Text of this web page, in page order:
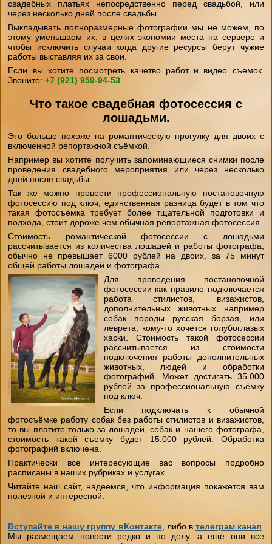
свадебных платьях непосредственно перед свадьбой, или
через несколько дней после свадьбы.
Выкладывать полноразмерные фотографии мы не можем, по
этому уменьшаем их, в целях экономии места на сервере и
чтобы исключить случаи когда другие ресурсы берут чужие
работы выставляя их за свои.
Если вы хотите посмотреть качетво работ и видео съемок.
Звоните:+7 (921) 959-94-53
Что такое свадебная фотосессия с
лошадьми.
Это больше похоже на романтическую прогулку для двоих с
включенной репортажной съёмкой.
Например вы хотите получить запоминающиеся снимки после
проведения свадебного мероприятия или через несколько
дней после свадьбы.
Так же можно провести профессиональную постановочную
фотосессию под ключ, единственная разница будет в том что
такая фотосъёмка требует более тщательной подготовки и
подхода, стоит дороже чем обычная репортажная фотосессия.
Стоимость романтической фотосессии с лошадьми
рассчитывается из количества лошадей и работы фотографа,
обычно не превышает 6000 рублей на двоих, за 75 минут
общей работы лошадей и фотографа.
Для проведения постановочной
фотосессии как правило подключается
работа стилистов, визажистов,
дополнительных животных например
собак породы русская борзая, или
леврета, кому-то хочется голубоглазых
хаски. Стоимость такой фотосессии
рассчитывается из стоимости
подключения работы дополнительных
животных, людей и обработки
фотографий. Может достигать 35.000
рублей за профессиональную съёмку
под ключ.
Если подключать к обычной
фотосъёмке работу собак без работы стилистов и визажистов,
то вы платите только за лошадей, собак и нашего фотографа,
стоимость такой съемку будет 15.000 рублей. Обработка
фотографий включена.
Практически все интересующие вас вопросы подробно
расписаны в наших рубриках и услугах.
Читайте наш сайт, надеемся, что информация покажется вам
полезной и интересной.
Вступайте в нашу группу вКонтакте, либо в телеграм канал
Мы размещаем новости редко и по делу, а ещё они все